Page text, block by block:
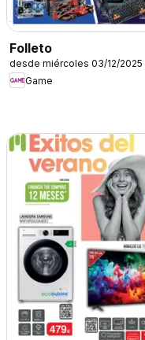
Folleto
desde miércoles 03/12/2025
Game